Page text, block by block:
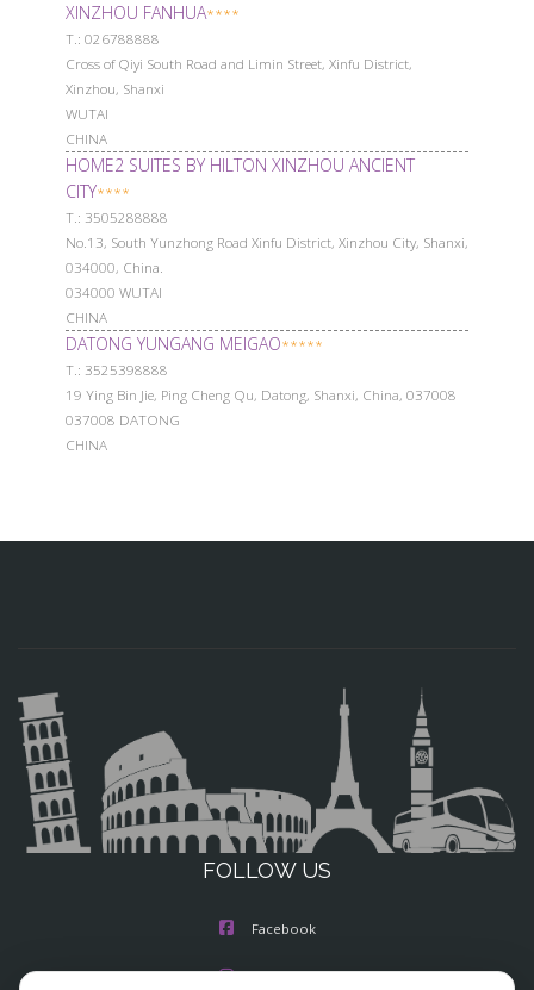
XINZHOU FANHUA****
Т.: 026788888
Cross of Qiyi South Road and Limin Street, Xinfu District,
Xinzhou, Shanxi
WUTAI
CHINA
HOME2 SUITES BY HILTON XINZHOU ANCIENT
CITY****
Т.: 3505288888
No.13, South Yunzhong Road Xinfu District, Xinzhou City, Shanxi,
034000, China.
034000 WUTAI
CHINA
DATONG YUNGANG MEIGAO*****
Т.: 3525398888
19 Ying Bin Jie, Ping Cheng Qu, Datong, Shanxi, China, 037008
037008 DATONG
CHINA
FOLLOW US
Facebook
Instagram